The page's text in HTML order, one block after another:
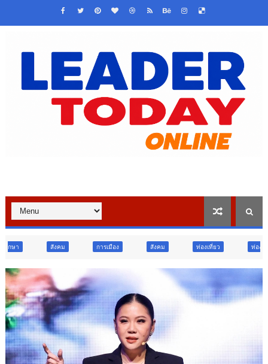
การเมือง สังคม ท่องเที่ยว ท่องเที่ยว ภูมิภาค